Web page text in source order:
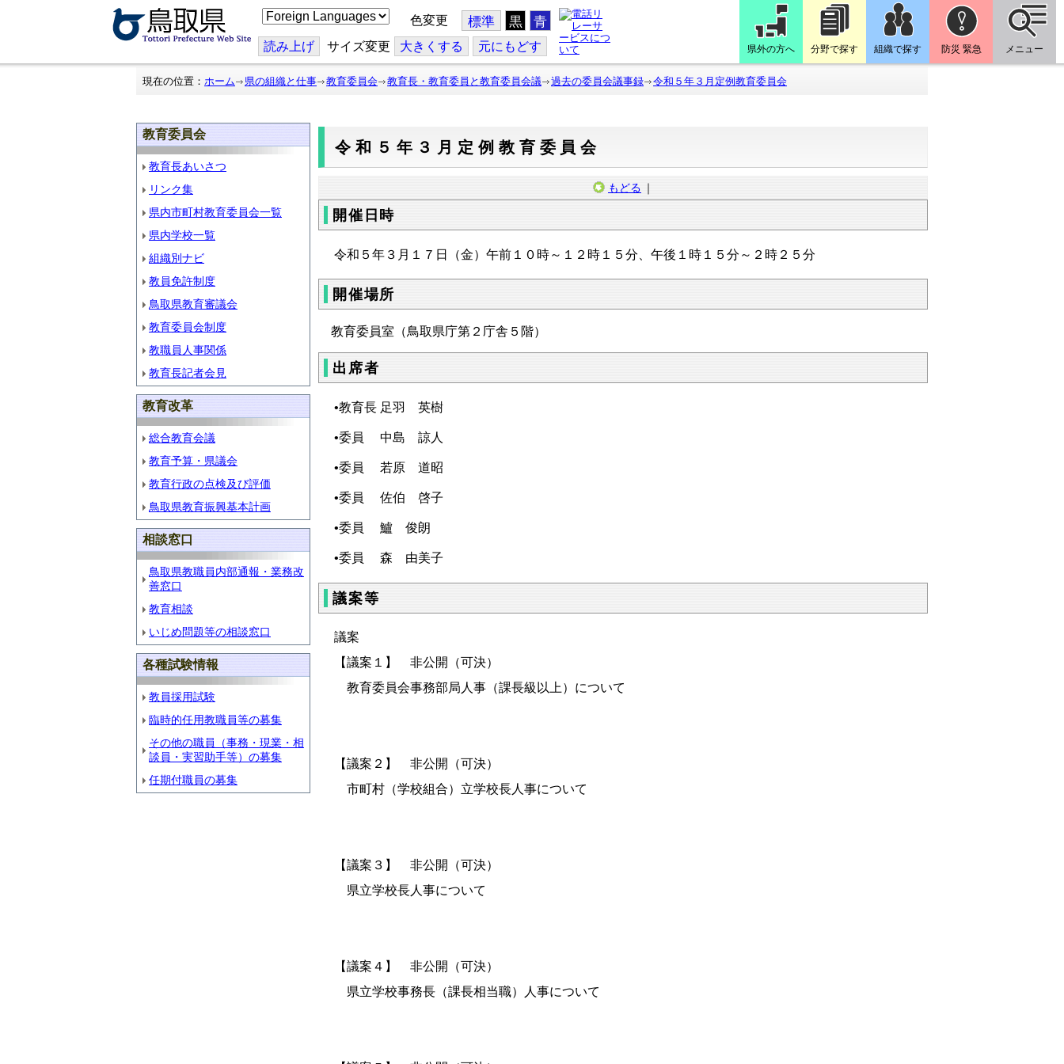
こ
の
ジ
を
翻
色変更 標準 黒 青
読み上げ サイズ変更 大きくする 元にもどす 県外の方へ 分野で探す 組織で探す 防災 緊急 メニュー
現在の位置： ホーム 県の組織と仕事 教育委員会 教育長・教育委員と教育委員会議 過去の委員会議事録 令和５年３月定例教育委員会
教育委員会
教育長あいさつ
リンク集
県内市町村教育委員会一覧
県内学校一覧
組織別ナビ
教員免許制度
鳥取県教育審議会
教育委員会制度
教職員人事関係
教育長記者会見
教育改革
総合教育会議
教育予算・県議会
教育行政の点検及び評価
鳥取県教育振興基本計画
相談窓口
鳥取県教職員内部通報・業務改
善窓口
教育相談
いじめ問題等の相談窓口
各種試験情報
教員採用試験
臨時的任用教職員等の募集
その他の職員（事務・現業・相
談員・実習助手等）の募集
任期付職員の募集
令和５年３月定例教育委員会
もどる ｜
開催日時
令和５年３月１７日（金）午前１０時～１２時１５分、午後１時１５分～２時２５分
開催場所
教育委員室（鳥取県庁第２庁舎５階）
出席者
•教育長 足羽 英樹
•委員 中島 諒人
•委員 若原 道昭
•委員 佐伯 啓子
•委員 鱸 俊朗
•委員 森 由美子
議案等
議案
【議案１】 非公開（可決）
教育委員会事務部局人事（課長級以上）について
【議案２】 非公開（可決）
市町村（学校組合）立学校長人事について
【議案３】 非公開（可決）
県立学校長人事について
【議案４】 非公開（可決）
県立学校事務長（課長相当職）人事について